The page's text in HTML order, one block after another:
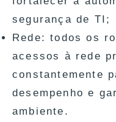
segurança de TI;
Rede: todos os
acessos à rede
constantemente
desempenho e
ambiente.